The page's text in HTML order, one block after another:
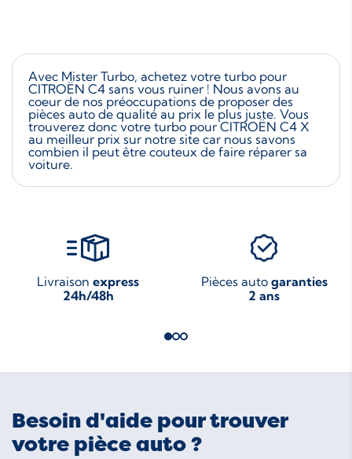
Avec Mister Turbo, achetez votre turbo pour
CITROËN C4 sans vous ruiner ! Nous avons au
coeur de nos préoccupations de proposer des
pièces auto de qualité au prix le plus juste. Vous
trouverez donc votre turbo pour CITROËN C4 X
au meilleur prix sur notre site car nous savons
combien il peut être couteux de faire réparer sa
voiture.
Livraison express
24h/48h
Pièces auto garanties
2 ans
Besoin d'aide pour trouver
votre pièce auto ?